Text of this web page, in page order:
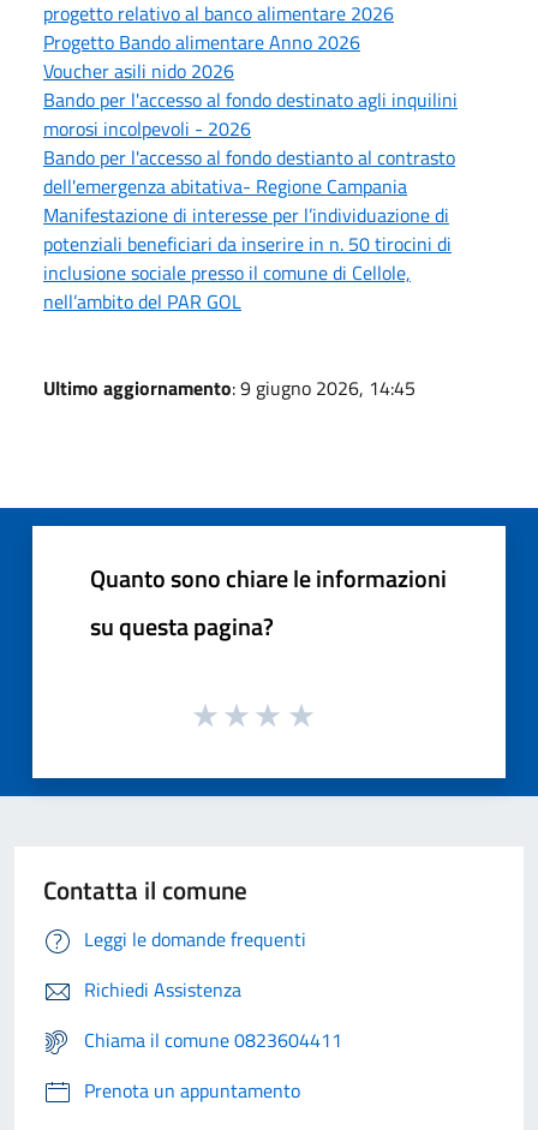
progetto relativo al banco alimentare 2026
Progetto Bando alimentare Anno 2026
Voucher asili nido 2026
Bando per l'accesso al fondo destinato agli inquilini
morosi incolpevoli - 2026
Bando per l'accesso al fondo destianto al contrasto
dell'emergenza abitativa- Regione Campania
Manifestazione di interesse per l’individuazione di
potenziali beneficiari da inserire in n. 50 tirocini di
inclusione sociale presso il comune di Cellole,
nell’ambito del PAR GOL
Ultimo aggiornamento: 9 giugno 2026, 14:45
Quanto sono chiare le informazioni
su questa pagina?
Contatta il comune
Leggi le domande frequenti
Richiedi Assistenza
Chiama il comune 0823604411
Prenota un appuntamento